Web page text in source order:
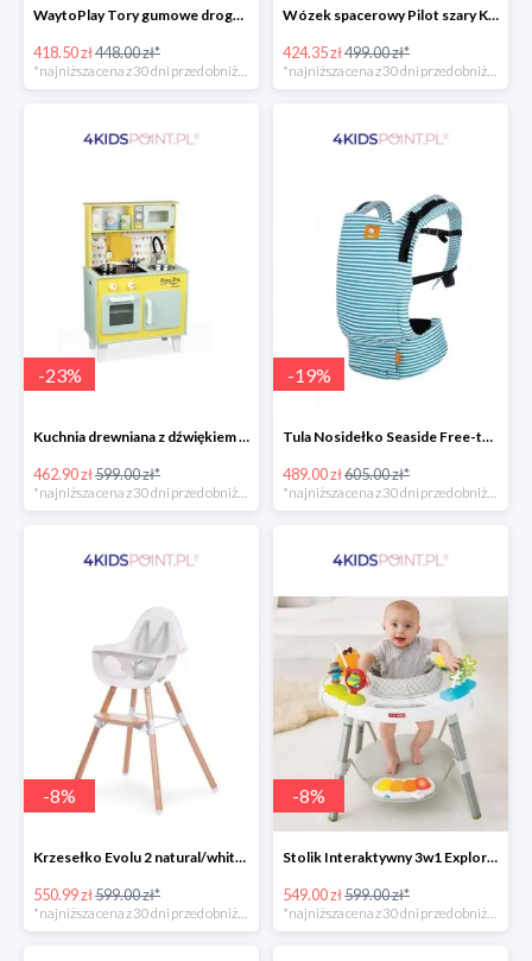
WaytoPlay Tory gumowe droga do układnia dla dzieci 40 elem.
418.50 zł448.00 zł*
*najniższa cena z 30 dni przed obniżką
Wózek spacerowy Pilot szary Kinderkraft
424.35 zł499.00 zł*
*najniższa cena z 30 dni przed obniżką
-23%
Kuchnia drewniana z dźwiękiem i z 7 akcesoriami Happy Day Janod
462.90 zł599.00 zł*
-19%
Tula Nosidełko Seaside Free-to-Grow
489.00 zł605.00 zł*
-8%
Krzesełko Evolu 2 natural/white Childhome
550.99 zł599.00 zł*
-8%
Stolik Interaktywny 3w1 Explore & More Skip Hop
549.00 zł599.00 zł*